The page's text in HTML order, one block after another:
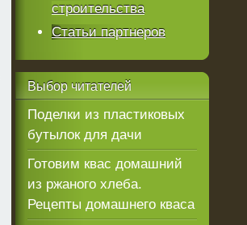
строительства
Статьи партнеров
Выборчитателей
Поделки из пластиковых
бутылок для дачи
Готовим квас домашний
из ржаного хлеба.
Рецепты домашнего кваса